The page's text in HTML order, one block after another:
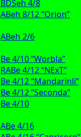
BDSeh 4/8
ABeh 8/12 “Orion”
ABeh 2/6
Be 4/10 “Worbla”
RABe 4/12 “NExT”
Be 4/12 “Mandarinli”
Be 4/12 “Seconda”
Be 4/10
ABe 4/16